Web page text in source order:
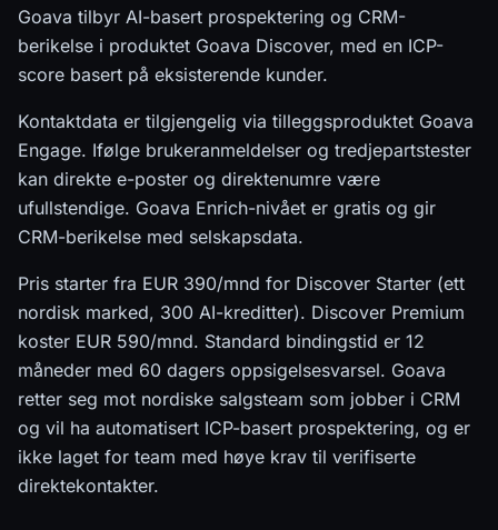
Goava tilbyr AI-basert prospektering og CRM-
berikelse i produktet Goava Discover, med en ICP-
score basert på eksisterende kunder.
Kontaktdata er tilgjengelig via tilleggsproduktet Goava
Engage. Ifølge brukeranmeldelser og tredjepartstester
kan direkte e-poster og direktenumre være
ufullstendige. Goava Enrich-nivået er gratis og gir
CRM-berikelse med selskapsdata.
Pris starter fra EUR 390/mnd for Discover Starter (ett
nordisk marked, 300 AI-kreditter). Discover Premium
koster EUR 590/mnd. Standard bindingstid er 12
måneder med 60 dagers oppsigelsesvarsel. Goava
retter seg mot nordiske salgsteam som jobber i CRM
og vil ha automatisert ICP-basert prospektering, og er
ikke laget for team med høye krav til verifiserte
direktekontakter.